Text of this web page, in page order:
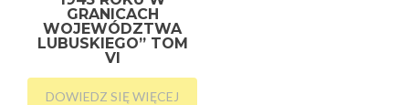
GRANICACH
WOJEWÓDZTWA
LUBUSKIEGO” TOM
VI
DOWIEDZ SIĘ WIĘCEJ